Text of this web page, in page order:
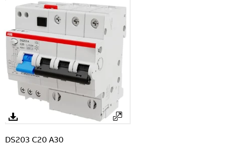
DS203 C20 A30